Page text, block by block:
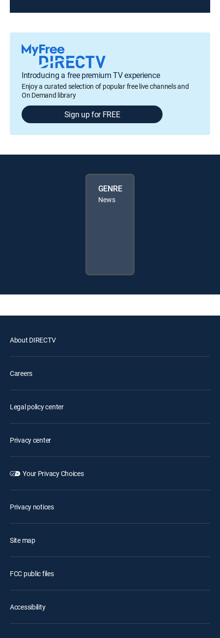
Introducing a free premium TV experience
Enjoy a curated selection of popular free live channels and
On Demand library
Sign up for FREE
GENRE
News
About DIRECTV
Careers
Legal policy center
Privacy center
Your Privacy Choices
Privacy notices
Site map
FCC public files
Accessibility